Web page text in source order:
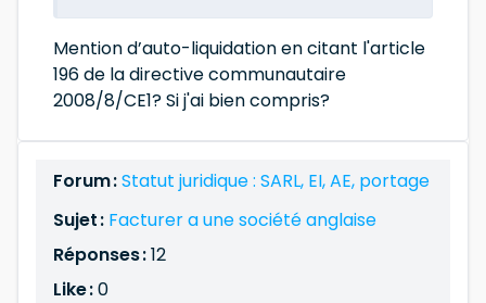
Mention d’auto-liquidation en citant l'article
196 de la directive communautaire
2008/8/CE1? Si j'ai bien compris?
Forum :Statut juridique : SARL, EI, AE, portage
Sujet : Facturer a une société anglaise
Réponses :12
Like :0